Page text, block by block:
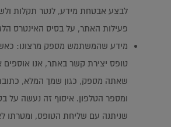
לבצע אבטחת מידע, לנטר תקלות
פעילות האתר, על בסיס האינטרס
מידע שהמשתמש מספק מרצונו:
טופס יצירת קשר באתר, אנו
שאתה מספק, כגון שמך המלא,
ומספר הטלפון. איסוף זה נעשה על
שניתנה עם שליחת הטופס, ומטרתו